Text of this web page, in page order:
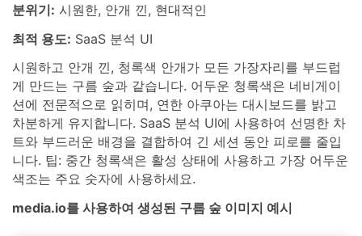
분위기: 시원한, 안개 낀, 현대적인
최적 용도: SaaS 분석 UI
시원하고 안개 낀, 청록색 안개가 모든 가장자리를 부드럽
게 만드는 구름 숲과 같습니다. 어두운 청록색은 네비게이
션에 전문적으로 읽히며, 연한 아쿠아는 대시보드를 밝고
차분하게 유지합니다. SaaS 분석 UI에 사용하여 선명한 차
트와 부드러운 배경을 결합하여 긴 세션 동안 피로를 줄입
니다. 팁: 중간 청록색은 활성 상태에 사용하고 가장 어두운
색조는 주요 숫자에 사용하세요.
media.io를 사용하여 생성된 구름 숲 이미지 예시